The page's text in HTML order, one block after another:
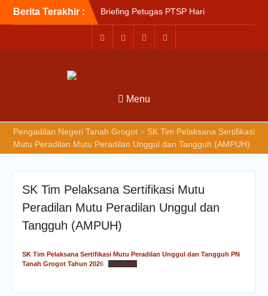
Berita Terakhir :
Briefing Petugas PTSP Hari
Kamis Tanggal 6 Agustus
2026
Sosialisasi Kepesertaan
Tanah Grogot oleh BPJS
Balikapapan
Briefin Petugas PTSP Hari
Senin, 3 Agustus 2026
Menu
Pengadilan Negeri Tanah Grogot> SK Tim Pelaksana Sertifikasi
Mutu Peradilan Mutu Peradilan Unggul dan Tangguh (AMPUH)
SK Tim Pelaksana Sertifikasi Mutu
Peradilan Mutu Peradilan Unggul dan
Tangguh (AMPUH)
SK Tim Pelaksana Sertifikasi Mutu Peradilan Unggul dan Tangguh PN
Tanah Grogot Tahun 2026 Download